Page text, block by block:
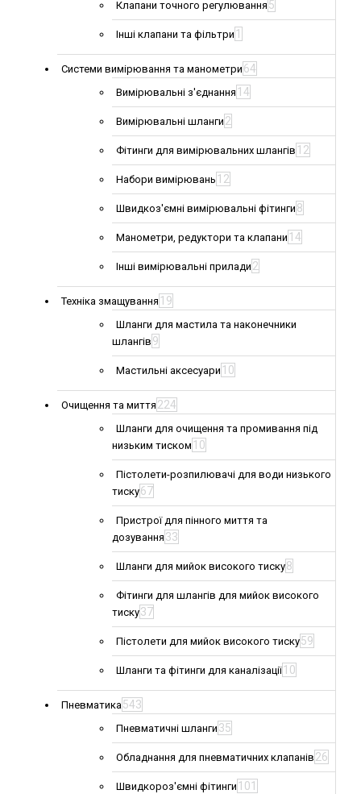
Клапани точного регулювання 5
Інші клапани та фільтри 1
Системи вимірювання та манометри 64
Вимірювальні з'єднання 14
Вимірювальні шланги 2
Фітинги для вимірювальних шлангів 12
Набори вимірювань 12
Швидкоз'ємні вимірювальні фітинги 8
Манометри, редуктори та клапани 14
Інші вимірювальні прилади 2
Техніка змащування 19
Шланги для мастила та наконечники
шлангів 9
Мастильні аксесуари 10
Очищення та миття 224
Шланги для очищення та промивання під
низьким тиском 10
Пістолети-розпилювачі для води низького
тиску67
Пристрої для пінного миття та
дозування 33
Шланги для мийок високого тиску8
Фітинги для шлангів для мийок високого
тиску37
Пістолети для мийок високого тиску59
Шланги та фітинги для каналізації 10
Пневматика543
Пневматичні шланги 35
Обладнання для пневматичних клапанів 26
Швидкороз'ємні фітинги 101